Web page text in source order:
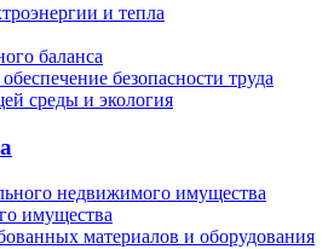
и тепла
баланса
безопасности труда
среды и экология
недвижимого имущества
имущества
материалов и оборудования